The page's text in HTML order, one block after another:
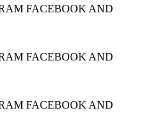
FACEBOOK AND
FACEBOOK AND
FACEBOOK AND